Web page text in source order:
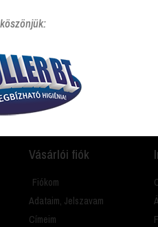
Hívj és segítünk
Vásárlói fiók
Fiókom
Adataim, Jelszavam
Címeim